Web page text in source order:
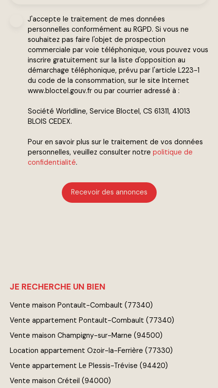
J'accepte le traitement de mes données
personnelles conformément au RGPD. Si vous ne
souhaitez pas faire l'objet de prospection
commerciale par voie téléphonique, vous pouvez vous
inscrire gratuitement sur la liste d'opposition au
démarchage téléphonique, prévu par l'article L223-1
du code de la consommation, sur le site Internet
www.bloctel.gouv.fr ou par courrier adressé à :
Société Worldline, Service Bloctel, CS 61311, 41013
BLOIS CEDEX.
Pour en savoir plus sur le traitement de vos données
personnelles, veuillez consulter notre politique de
confidentialité.
Recevoir des annonces
JE RECHERCHE UN BIEN
Vente maison Pontault-Combault (77340)
Vente appartement Pontault-Combault (77340)
Vente maison Champigny-sur-Marne (94500)
Location appartement Ozoir-la-Ferrière (77330)
Vente appartement Le Plessis-Trévise (94420)
Vente maison Créteil (94000)